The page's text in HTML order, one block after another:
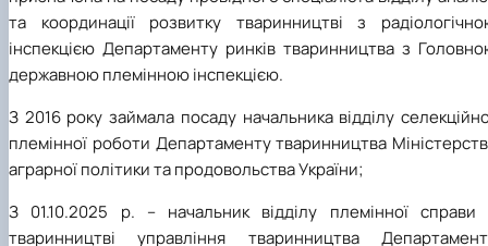
та координації розвитку тваринництві з
інспекцією Департаменту ринків тваринництва з
державною племінною інспекцією.
З 2016 року займала посаду начальника відділу
племінної роботи Департаменту тваринництва
аграрної політики та продовольства України;
З 01.10.2025 р. – начальник відділу племінної справи
тваринництві управління тваринництва